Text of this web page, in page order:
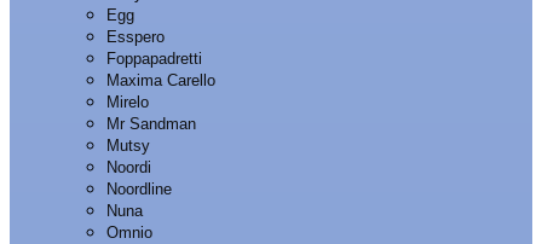
Egg
Esspero
Foppapadretti
Maxima Carello
Mirelo
Mr Sandman
Mutsy
Noordi
Noordline
Nuna
Omnio